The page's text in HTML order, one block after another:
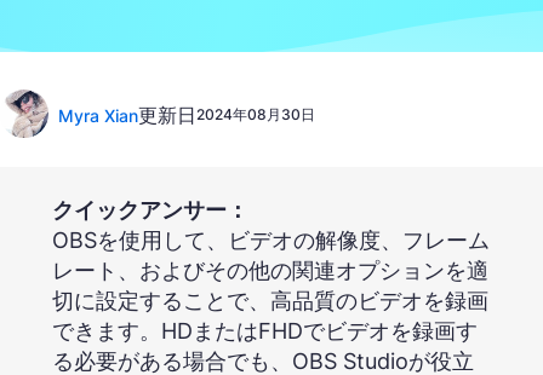
Myra Xian更新日2024年08月30日
クイックアンサー：
OBSを使用して、ビデオの解像度、フレーム
レート、およびその他の関連オプションを適
切に設定することで、高品質のビデオを録画
できます。HDまたはFHDでビデオを録画す
る必要がある場合でも、OBS Studioが役立